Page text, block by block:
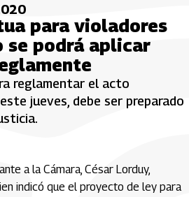
para violadores
se podrá aplicar
reglamentar el acto
jueves, debe ser preparado
a la Cámara, César Lorduy,
indicó que el proyecto de ley para